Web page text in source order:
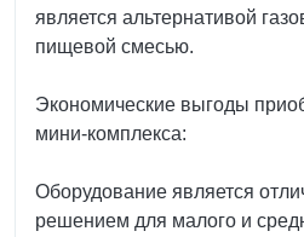
является альтернативой
пищевой смесью.
Экономические выгоды
мини-комплекса:
Оборудование является
решением для малого и